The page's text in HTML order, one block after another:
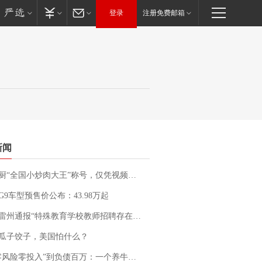
登录 注册免费邮箱
国小炒肉大王”称号，仅凭视频评出？中国烹饪协会回应
车型预售价公布：43.98万起
报“特殊教育学校教师招聘存在违规行为”：已启动问责程序 副校长被停职
子饺子，美国怕什么？
投入”到负债百万：一个养牛项目崩盘后，谁该为农户的贷款买单丨红星调查